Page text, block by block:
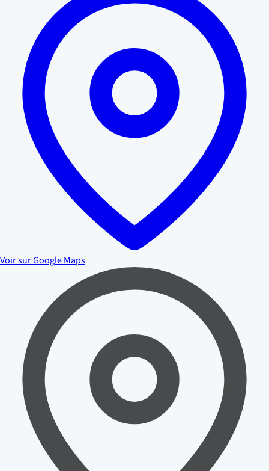
Voir sur Google Maps